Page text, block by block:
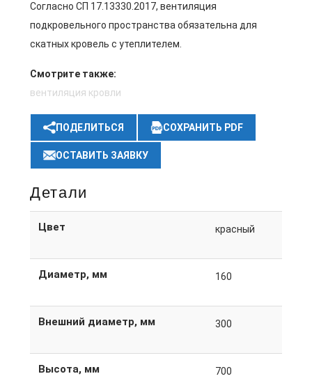
Согласно СП 17.13330.2017, вентиляция
подкровельного пространства обязательна для
скатных кровель с утеплителем.
Смотрите также:
вентиляция кровли
ПОДЕЛИТЬСЯ СОХРАНИТЬ PDF
ОСТАВИТЬ ЗАЯВКУ
Детали
Цвет красный
Диаметр, мм 160
Внешний диаметр, мм 300
Высота, мм 700